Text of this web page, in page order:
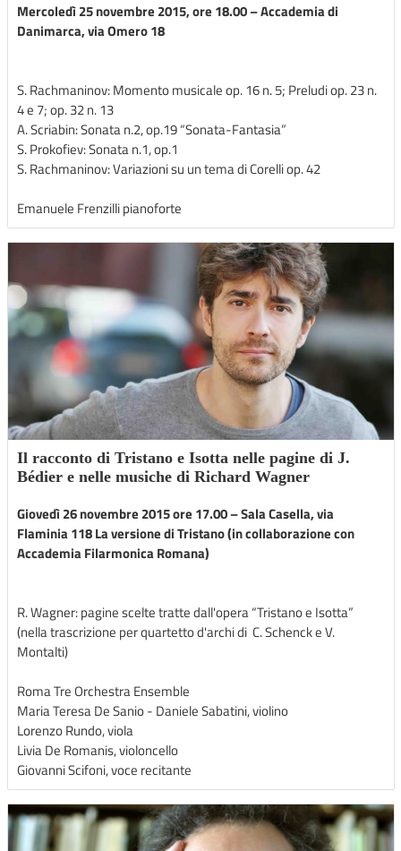
Mercoledì 25 novembre 2015, ore 18.00 – Accademia di
Danimarca, via Omero 18
S. Rachmaninov: Momento musicale op. 16 n. 5; Preludi op. 23 n.
4 e 7; op. 32 n. 13
A. Scriabin: Sonata n.2, op.19 “Sonata-Fantasia”
S. Prokofiev: Sonata n.1, op.1
S. Rachmaninov: Variazioni su un tema di Corelli op. 42
Emanuele Frenzilli pianoforte
Il racconto di Tristano e Isotta nelle pagine di J.
Bédier e nelle musiche di Richard Wagner
Giovedì 26 novembre 2015 ore 17.00 – Sala Casella, via
Flaminia 118La versione di Tristano (in collaborazione con
Accademia Filarmonica Romana)
R. Wagner: pagine scelte tratte dall'opera “Tristano e Isotta”
(nella trascrizione per quartetto d'archi di C. Schenck e V.
Montalti)
Roma Tre Orchestra Ensemble
Maria Teresa De Sanio - Daniele Sabatini, violino
Lorenzo Rundo, viola
Livia De Romanis, violoncello
Giovanni Scifoni, voce recitante